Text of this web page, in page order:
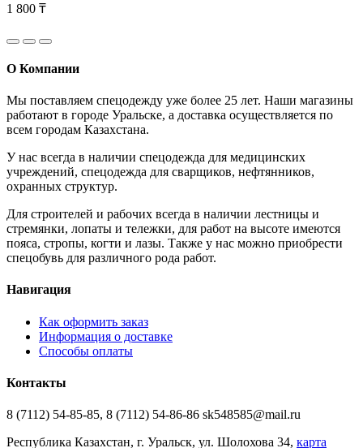
1 800 ₸
О Компании
Мы поставляем спецодежду уже более 25 лет. Наши магазины
работают в городе Уральске, а доставка осуществляется по
всем городам Казахстана.
У нас всегда в наличии спецодежда для медицинских
учреждений, спецодежда для сварщиков, нефтянников,
охранных структур.
Для строителей и рабочих всегда в наличии лестницы и
стремянки, лопаты и тележки, для работ на высоте имеются
пояса, стропы, когти и лазы. Также у нас можно приобрести
спецобувь для различного рода работ.
Навигация
Как оформить заказ
Информация о доставке
Способы оплаты
Контакты
8 (7112) 54-85-85, 8 (7112) 54-86-86 sk548585@mail.ru
Республика Казахстан, г. Уральск, ул. Шолохова 34, карта